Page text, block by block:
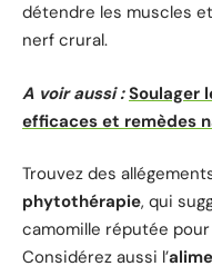
détendre les muscles
nerf crural.
A voir aussi : Soulager
efficaces et remèdes
Trouvez des
phytothérapie, qui
camomille réputée
Considérez aussi l’